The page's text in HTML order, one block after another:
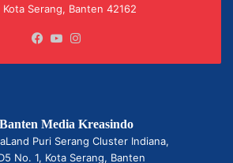
Kota Serang, Banten 42162
Facebook
YouTube
Media Kreasindo
Puri Serang Cluster Indiana,
No. 1, Kota Serang, Banten